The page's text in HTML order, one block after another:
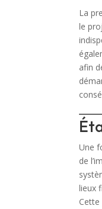
La
le
afin
Une
de
lieux